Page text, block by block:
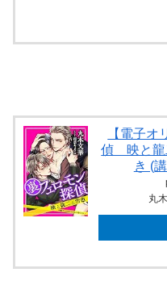
【電子
偵 映と龍
き (
丸